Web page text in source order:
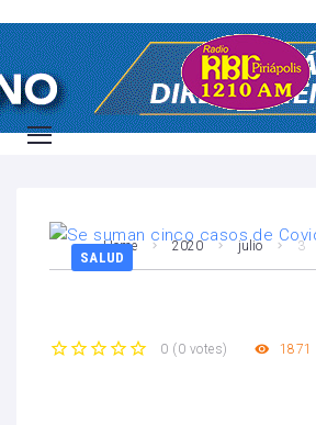
Home 2020 julio 3
SALUD
0 ( 0 votes) 1871